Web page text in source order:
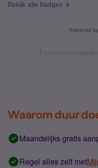
Bekijk alle badges
Forumvoorwaarden
Waarom duur
Maandelijks gratis
Regel alles zelf met